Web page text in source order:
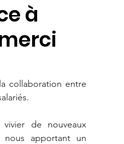
à
collaboration entre
de nouveaux
nous apportant un